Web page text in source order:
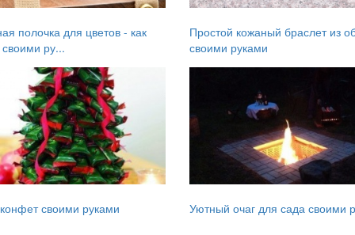
полочка для цветов - как
ру...
Простой кожаный браслет из
своими руками
своими руками Уютный очаг для сада своими